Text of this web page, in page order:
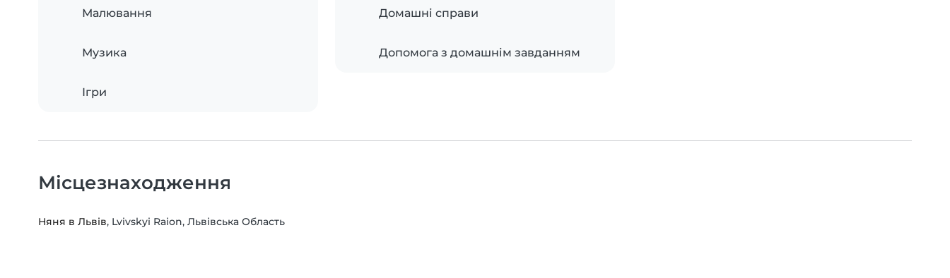
Малювання
Музика
Ігри
Домашні справи
Допомога з домашнім завданням
Місцезнаходження
Няня в Львів, Lvivskyi Raion, Львівська Область